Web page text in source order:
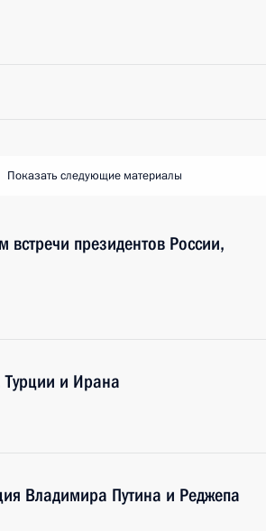
Показать следующие материалы
встречи президентов России,
Турции и Ирана
Владимира Путина и Реджепа